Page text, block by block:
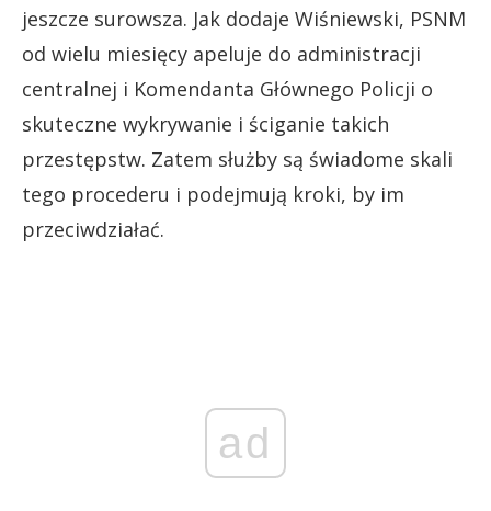
jeszcze surowsza. Jak dodaje Wiśniewski, PSNM
od wielu miesięcy apeluje do administracji
centralnej i Komendanta Głównego Policji o
skuteczne wykrywanie i ściganie takich
przestępstw. Zatem służby są świadome skali
tego procederu i podejmują kroki, by im
przeciwdziałać.
ad